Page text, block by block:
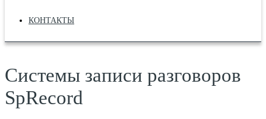
КОНТАКТЫ
Системы записи разговоров
SpRecord